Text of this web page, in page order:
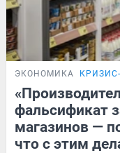
ЭКОНОМИКА
фальсификат
магазинов —
что с этим